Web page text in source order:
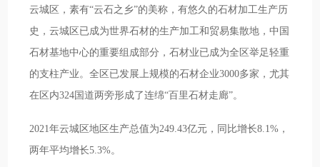
云城区，素有“云石之乡”的美称，有悠久的石材加工生产历
史，云城区已成为世界石材的生产加工和贸易集散地，中国
石材基地中心的重要组成部分，石材业已成为全区举足轻重
的支柱产业。全区已发展上规模的石材企业3000多家，尤其
在区内324国道两旁形成了连绵“百里石材走廊”。
2021年云城区地区生产总值为249.43亿元，同比增长8.1%，
两年平均增长5.3%。